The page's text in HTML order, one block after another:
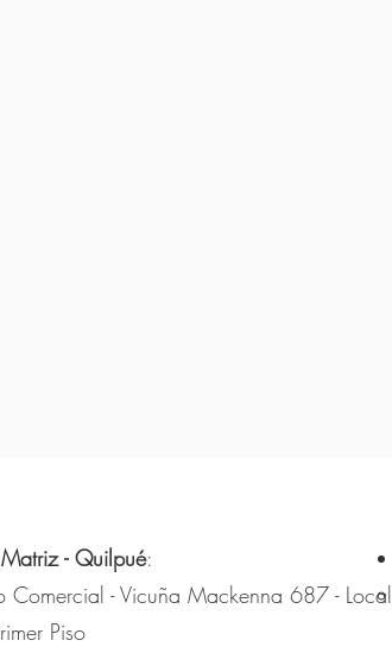
- Quilpué:
Comercial - Vicuña Mackenna 687 - Local
Piso